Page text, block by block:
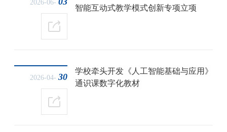
2026-06-
智能互动式教学模式创新专项立项
2026-04- 30
学校牵头开发《人工智能基础与应用》
通识课数字化教材